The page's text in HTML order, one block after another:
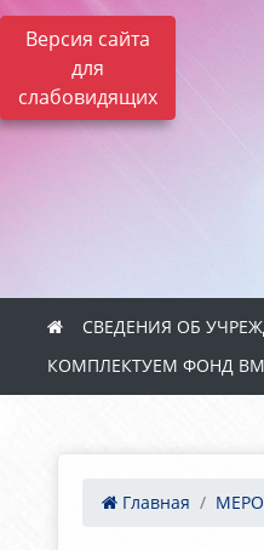
Версия сайта
для
слабовидящих
СВЕДЕНИЯ ОБ
КОМПЛЕКТУЕМ ФОНД
Главная